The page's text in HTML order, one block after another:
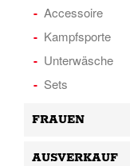
Accessoire
Kampfsporte
Unterwäsche
Sets
FRAUEN
AUSVERKAUF